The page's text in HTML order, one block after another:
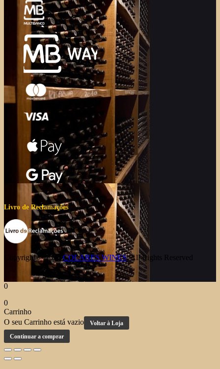
Livro de Reclamações
Copyright © 2026COLARES WINES. All Rights Reserved
0
0
Carrinho
O seu Carrinho está vazio
Voltar à Loja
Continuar a comprar